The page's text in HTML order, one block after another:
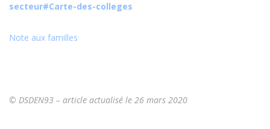
secteur#Carte-des-colleges
Note aux familles
© DSDEN93 – article actualisé le 26 mars 2020